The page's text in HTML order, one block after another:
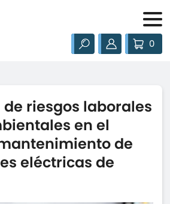
0
riesgos laborales
en el
de
eléctricas de